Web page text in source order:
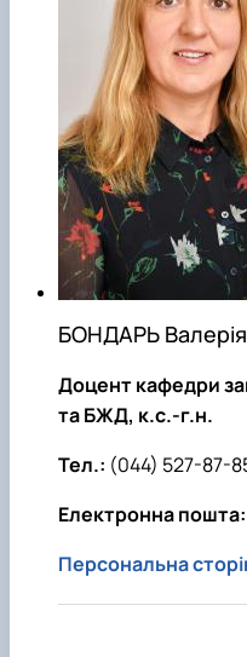
БОНДАРЬ Валерія
Доцент кафедри
та БЖД, к.с.-г.н.
Тел.: (044) 527-87-
Електронна пошта:
Персональна